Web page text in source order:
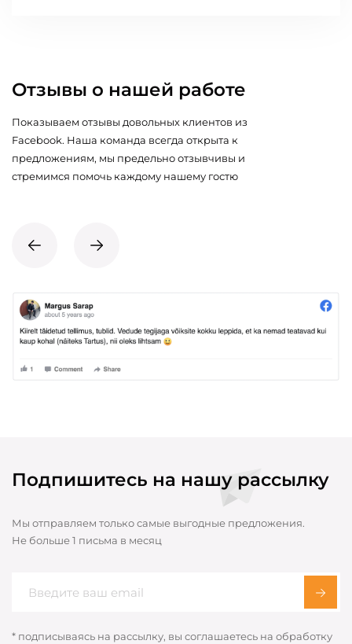
Отзывы о нашей работе
Показываем отзывы довольных клиентов из
Facebook. Наша команда всегда открыта к
предложениям, мы предельно отзывчивы и
стремимся помочь каждому нашему гостю
Подпишитесь на нашу рассылку
Мы отправляем только самые выгодные предложения.
Не больше 1 письма в месяц
* подписываясь на рассылку, вы соглашаетесь на обработку